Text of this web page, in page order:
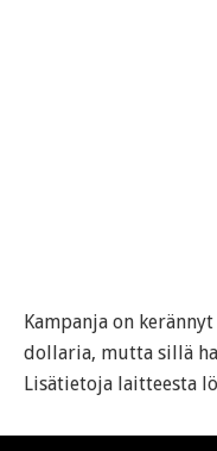
Kampanja on
dollaria, mutta sillä
Lisätietoja laitteesta